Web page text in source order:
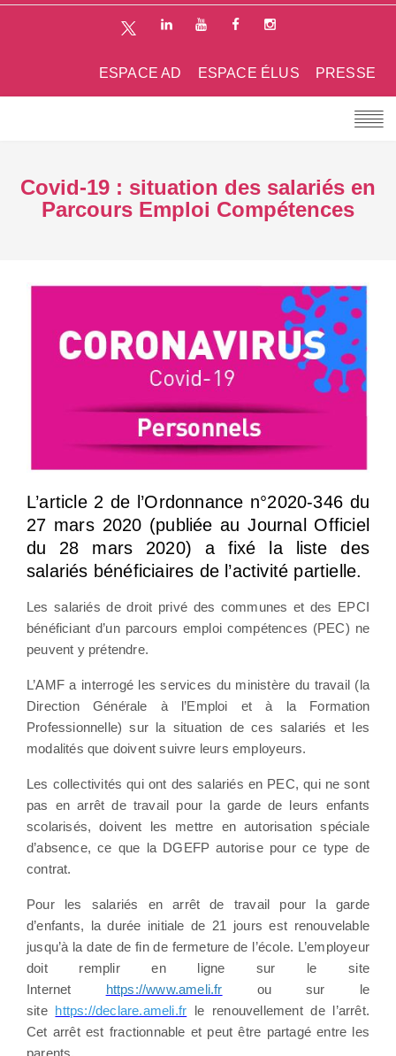
PRESSE
ESPACE ÉLUS
ESPACE AD
Covid-19 : situation des salariés en
Parcours Emploi Compétences
L’article 2 de l’Ordonnance n°2020-346 du
27 mars 2020 (publiée au Journal Officiel
du 28 mars 2020) a fixé la liste des
salariés bénéficiaires de l’activité partielle.
Les salariés de droit privé des communes et des EPCI
bénéficiant d’un parcours emploi compétences (PEC) ne
peuvent y prétendre.
L’AMF a interrogé les services du ministère du travail (la
Direction Générale à l’Emploi et à la Formation
Professionnelle) sur la situation de ces salariés et les
modalités que doivent suivre leurs employeurs.
Les collectivités qui ont des salariés en PEC, qui ne sont
pas en arrêt de travail pour la garde de leurs enfants
scolarisés, doivent les mettre en autorisation spéciale
d’absence, ce que la DGEFP autorise pour ce type de
contrat.
Pour les salariés en arrêt de travail pour la garde
d’enfants, la durée initiale de 21 jours est renouvelable
jusqu’à la date de fin de fermeture de l’école. L’employeur
doit remplir en ligne sur le site
Internet https://www.ameli.fr ou sur le
site https://declare.ameli.fr le renouvellement de l’arrêt.
Cet arrêt est fractionnable et peut être partagé entre les